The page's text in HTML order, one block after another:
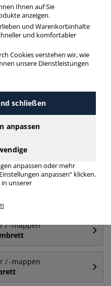
A4 quer
/ -mappen
/ -mappen
-mappen
/ -mappen
/ -mappen
Ihnen auf Sie
anzeigen.
und Warenkorbinhalte
und komfortabler
Cookies verstehen wir, wie
unsere Dienstleistungen
schließen
anpassen
anpassen oder mehr
anpassen“ klicken.
unserer